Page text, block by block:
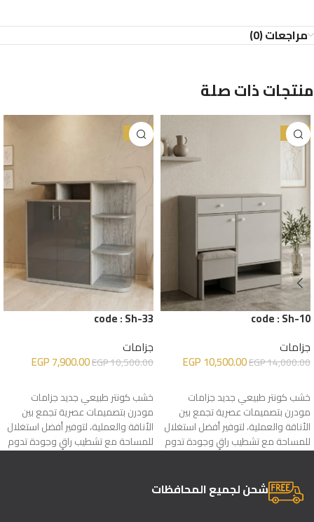
مراجعات (0)
منتجات ذات صلة
-25%
code : Sh-10
جزامات
EGP14,000.00
EGP10,500.00
خشب كونتر طبيعي جديد جزامات
مودرن بتصميمات عصرية تجمع بين
الأناقة والعملية، لتوفير أفضل استغلال
للمساحة مع تشطيب راقٍ وجودة تدوم
لسنوات
-25%
code : Sh-33
جزامات
EGP10,500.00
EGP7,900.00
خشب كونتر طبيعي جديد جزامات
مودرن بتصميمات عصرية تجمع بين
الأناقة والعملية، لتوفير أفضل استغلال
للمساحة مع تشطيب راقٍ وجودة تدوم
لسنوات
شحن لجميع المحافظات